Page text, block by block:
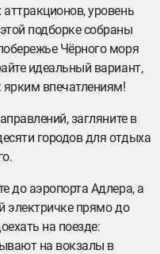
уровень
подборке собраны
Чёрного моря
идеальный вариант,
ярким впечатлениям!
загляните в
городов для отдыха
до аэропорта Адлера, а
электричке прямо до
на поезде:
на вокзалы в